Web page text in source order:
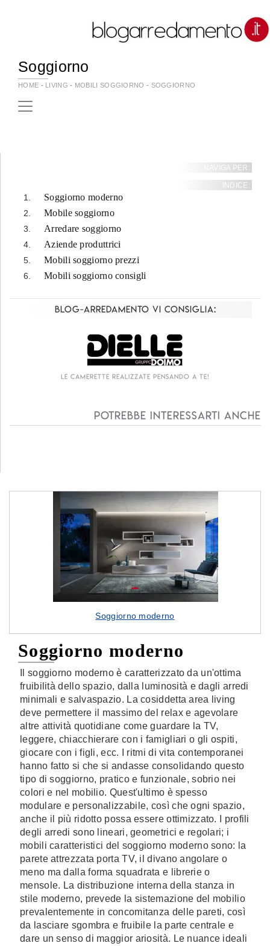
Soggiorno
HOME - LIVING - MOBILI SOGGIORNO - SOGGIORNO
Soggiorno moderno
Soggiorno moderno
Il soggiorno moderno è caratterizzato da un'ottima
fruibilità dello spazio, dalla luminosità e dagli arredi
minimali e salvaspazio. La cosiddetta area living
deve permettere il massimo del relax e agevolare
altre attività quotidiane come guardare la TV,
leggere, chiacchierare con i famigliari o gli ospiti,
giocare con i figli, ecc. I ritmi di vita contemporanei
hanno fatto si che si andasse consolidando questo
tipo di soggiorno, pratico e funzionale, sobrio nei
colori e nel mobilio. Quest'ultimo è spesso
modulare e personalizzabile, così che ogni spazio,
anche il più ridotto possa essere ottimizzato. I profili
degli arredi sono lineari, geometrici e regolari; i
mobili caratteristici del soggiorno moderno sono: la
parete attrezzata porta TV, il divano angolare o
meno ma dalla forma squadrata e librerie o
mensole. La distribuzione interna della stanza in
stile moderno, prevede la sistemazione del mobilio
prevalentemente in concomitanza delle pareti, così
da lasciare sgombra e fruibile la parte centrale e
dare un senso di maggior ariosità. Le nuance ideali
NAVIGA PER:
INDICE:
Soggiorno moderno
Mobile soggiorno
Arredare soggiorno
Aziende produttrici
Mobili soggiorno prezzi
Mobili soggiorno consigli
Blog-Arredamento vi consiglia:
Potrebbe interessarti anche